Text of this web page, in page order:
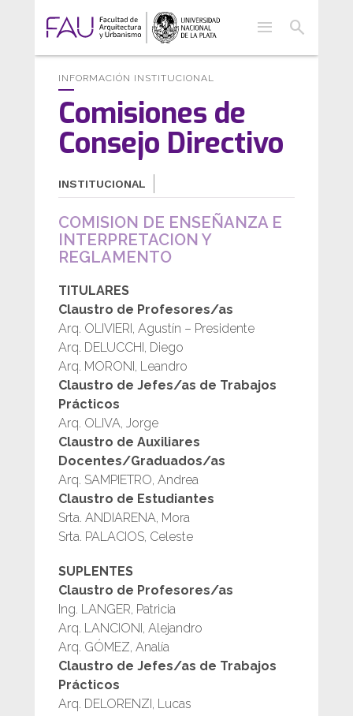
menu search
INFORMACIÓN INSTITUCIONAL
Comisiones de
Consejo Directivo
INSTITUCIONAL
COMISION DE ENSEÑANZA E
INTERPRETACION Y
REGLAMENTO
TITULARES
Claustro de Profesores/as
Arq. OLIVIERI, Agustín – Presidente
Arq. DELUCCHI, Diego
Arq. MORONI, Leandro
Claustro de Jefes/as de Trabajos
Prácticos
Arq. OLIVA, Jorge
Claustro de Auxiliares
Docentes/Graduados/as
Arq. SAMPIETRO, Andrea
Claustro de Estudiantes
Srta. ANDIARENA, Mora
Srta. PALACIOS, Celeste
SUPLENTES
Claustro de Profesores/as
Ing. LANGER, Patricia
Arq. LANCIONI, Alejandro
Arq. GÓMEZ, Analía
Claustro de Jefes/as de Trabajos
Prácticos
Arq. DELORENZI, Lucas